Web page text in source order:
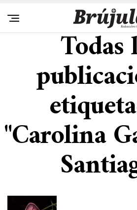
Todas
"Carolina